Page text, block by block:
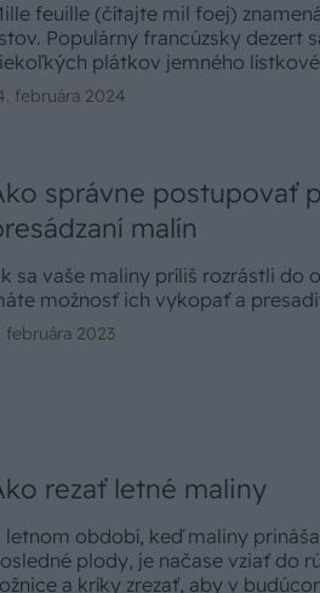
feuille (čítajte mil foej)
Populárny francúzsky dezert
plátkov jemného
Pripravte si na Valentína jeho
februára 2024
správne postupovať
malín
sa vaše maliny príliš rozrástli do
možnosť ich vykopať a
februára 2023
rezať letné maliny
letnom období, keď maliny
plody, je načase vziať do
a kríky zrezať, aby v